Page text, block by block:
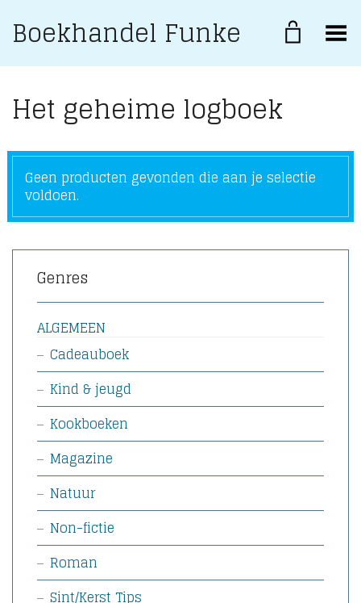
Boekhandel Funke Toggle Menu
Het geheime logboek
Geen producten gevonden die aan je selectie
voldoen.
Genres
ALGEMEEN
Cadeauboek
Kind & jeugd
Kookboeken
Magazine
Natuur
Non-fictie
Roman
Sint/Kerst Tips